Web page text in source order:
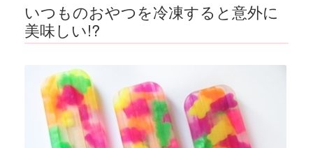
いつものおやつを冷凍すると意外に
美味しい!?